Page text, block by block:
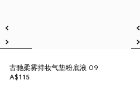
古驰柔雾持妆气垫粉底液 09
A$115